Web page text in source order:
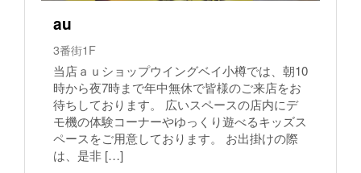
au
3番街1F
当店ａｕショップウイングベイ小樽では、朝10
時から夜7時まで年中無休で皆様のご来店をお
待ちしております。 広いスペースの店内にデ
モ機の体験コーナーやゆっくり遊べるキッズス
ペースをご用意しております。 お出掛けの際
は、是非 […]